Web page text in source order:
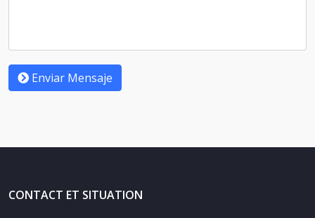
Enviar Mensaje
CONTACT ET SITUATION